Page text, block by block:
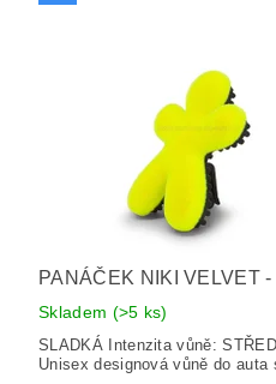
PANÁČEK NIKI VELVET
Skladem (>5 ks)
SLADKÁ Intenzita vůně:
Unisex designová vůně do auta